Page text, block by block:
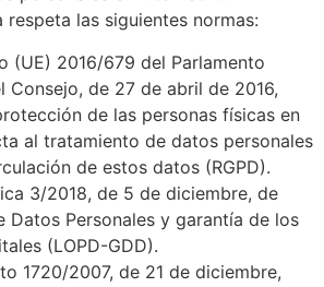
las siguientes normas:
(UE) 2016/679 del Parlamento
Consejo, de 27 de abril de 2016,
de las personas físicas en
al tratamiento de datos personales
de estos datos (RGPD).
3/2018, de 5 de diciembre, de
Datos Personales y garantía de los
(LOPD-GDD).
1720/2007, de 21 de diciembre,